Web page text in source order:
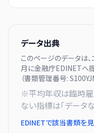
データ出典
このページのデータは、
月に金融庁EDINETへ
（書類管理番号:
※平均年収は臨時雇
ない指標は「データ
EDINETで該当書類を